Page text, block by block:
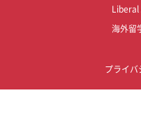
Liberal
海外留
プライバ